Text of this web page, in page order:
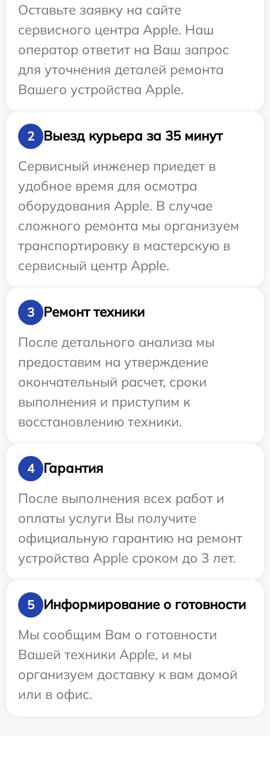
Оставьте заявку на сайте
сервисного центра Apple. Наш
оператор ответит на Ваш запрос
для уточнения деталей ремонта
Вашего устройства Apple.
2
Выезд курьера за 35 минут
Сервисный инженер приедет в
удобное время для осмотра
оборудования Apple. В случае
сложного ремонта мы организуем
транспортировку в мастерскую в
сервисный центр Apple.
3
Ремонт техники
После детального анализа мы
предоставим на утверждение
окончательный расчет, сроки
выполнения и приступим к
восстановлению техники.
4
Гарантия
После выполнения всех работ и
оплаты услуги Вы получите
официальную гарантию на ремонт
устройства Apple сроком до 3 лет.
5
Информирование о готовности
Мы сообщим Вам о готовности
Вашей техники Apple, и мы
организуем доставку к вам домой
или в офис.